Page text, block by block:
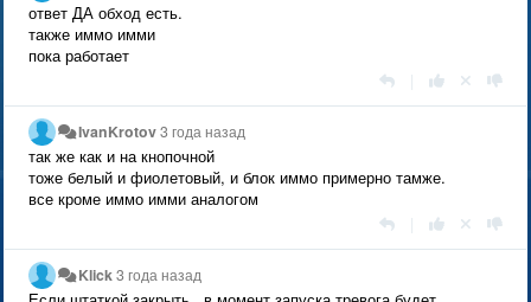
ответ ДА обход есть.
также иммо имми
пока работает
IvanKrotov3 года назад
так же как и на кнопочной
тоже белый и фиолетовый, и блок иммо примерно тамже.
все кроме иммо имми аналогом
Klick3 года назад